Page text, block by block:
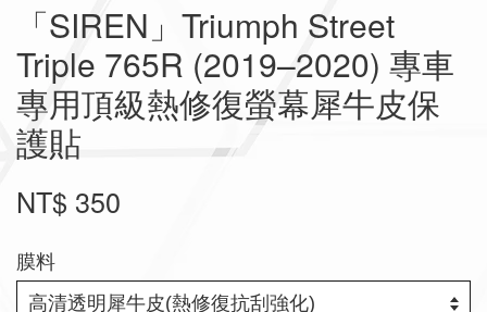
「SIREN」Triumph Street
Triple 765R (2019–2020) 專車
專用頂級熱修復螢幕犀牛皮保
護貼
NT$ 350
膜料